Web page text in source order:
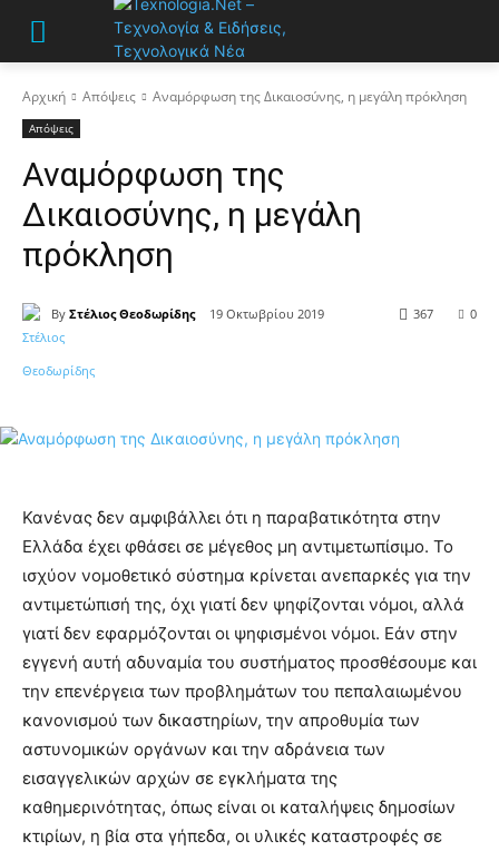
Αρχική Απόψεις Αναμόρφωση της Δικαιοσύνης, η μεγάλη πρόκληση
Απόψεις
Αναμόρφωση της
Δικαιοσύνης, η μεγάλη
πρόκληση
By Στέλιος Θεοδωρίδης 19 Οκτωβρίου 2019 0
367
Κανένας δεν αμφιβάλλει ότι η παραβατικότητα στην
Ελλάδα έχει φθάσει σε μέγεθος μη αντιμετωπίσιμο. Το
ισχύον νομοθετικό σύστημα κρίνεται ανεπαρκές για την
αντιμετώπισή της, όχι γιατί δεν ψηφίζονται νόμοι, αλλά
γιατί δεν εφαρμόζονται οι ψηφισμένοι νόμοι. Εάν στην
εγγενή αυτή αδυναμία του συστήματος προσθέσουμε και
την επενέργεια των προβλημάτων του πεπαλαιωμένου
κανονισμού των δικαστηρίων, την απροθυμία των
αστυνομικών οργάνων και την αδράνεια των
εισαγγελικών αρχών σε εγκλήματα της
καθημερινότητας, όπως είναι οι καταλήψεις δημοσίων
κτιρίων, η βία στα γήπεδα, οι υλικές καταστροφές σε